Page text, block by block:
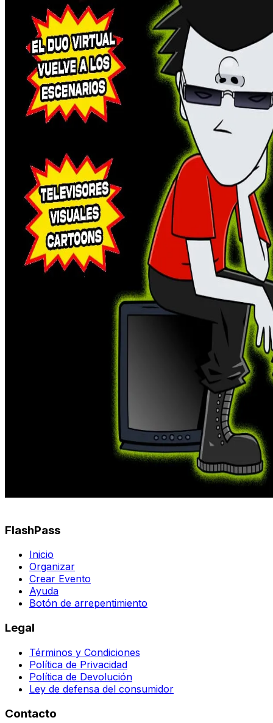
FlashPass
Inicio
Organizar
Crear Evento
Ayuda
Botón de arrepentimiento
Legal
Términos y Condiciones
Política de Privacidad
Política de Devolución
Ley de defensa del consumidor
Contacto